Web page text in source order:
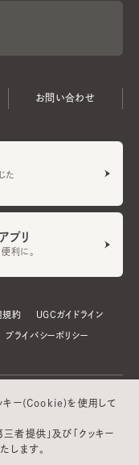
お問い合わせ
た
プリ
利に。
規約 UGCガイドライン
プライバシーポリシー
キー(Cookie)を使用して
者提供」及び「クッキー
します。